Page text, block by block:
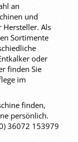
an
und
Hersteller. Als
Sortimente
oder
finden Sie
im
finden,
persönlich.
36072 153979